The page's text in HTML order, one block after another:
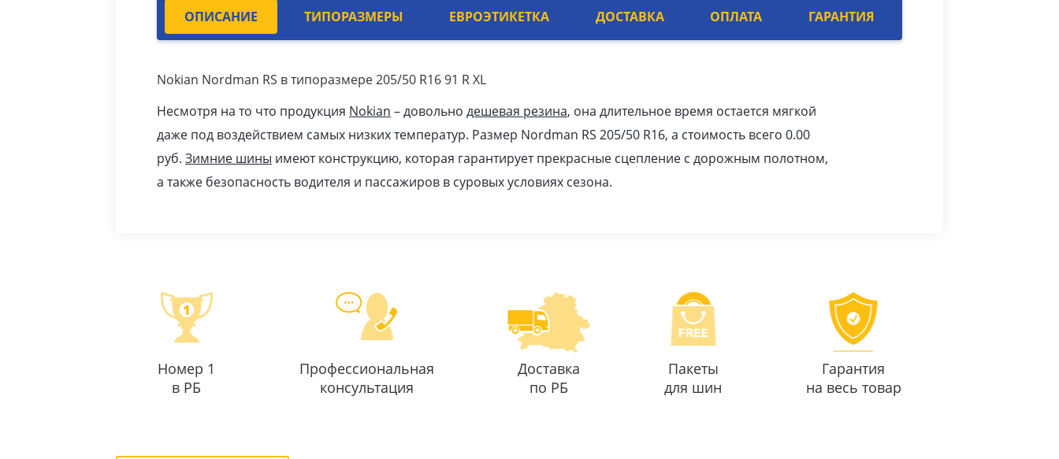
ОПИСАНИЕ ТИПОРАЗМЕРЫ ЕВРОЭТИКЕТКА ДОСТАВКА ОПЛАТА ГАРАНТИЯ
Nokian Nordman RS в типоразмере 205/50 R16 91 R XL
Несмотря на то что продукция Nokian – довольно дешевая резина, она длительное время остается мягкой
даже под воздействием самых низких температур. Размер Nordman RS 205/50 R16, а стоимость всего 0.00
pуб. Зимние шины имеют конструкцию, которая гарантирует прекрасные сцепление с дорожным полотном,
а также безопасность водителя и пассажиров в суровых условиях сезона.
Номер 1
в РБ
Профессиональная
консультация
Доставка
по РБ
Пакеты
для шин
Гарантия
на весь товар